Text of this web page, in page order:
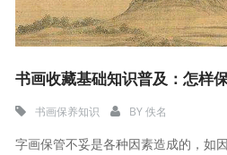
书画收藏基础知识普及：怎样
书画保养知识 BY佚名
字画保管不妥是各种因素造成的，如